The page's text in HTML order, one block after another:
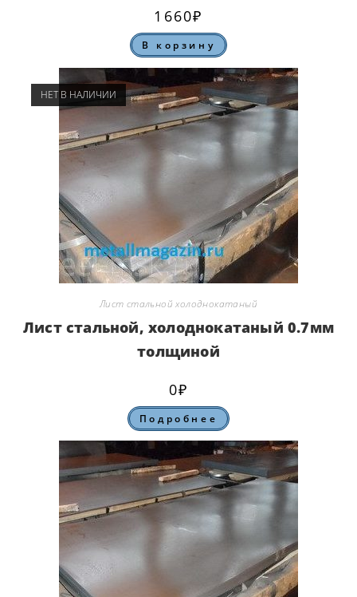
1660₽
В корзину
НЕТ В НАЛИЧИИ
Лист стальной холоднокатаный
Лист стальной, холоднокатаный 0.7мм
толщиной
0₽
Подробнее